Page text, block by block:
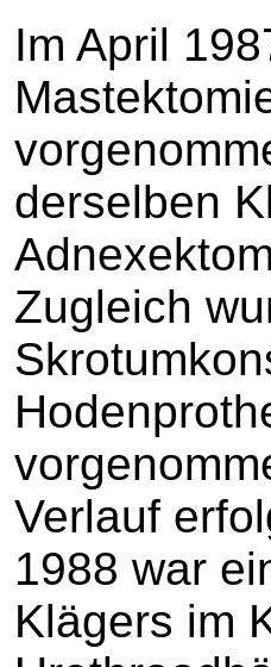
Im April
derselben
Zugleich
Verlauf
1988 war
Klägers im